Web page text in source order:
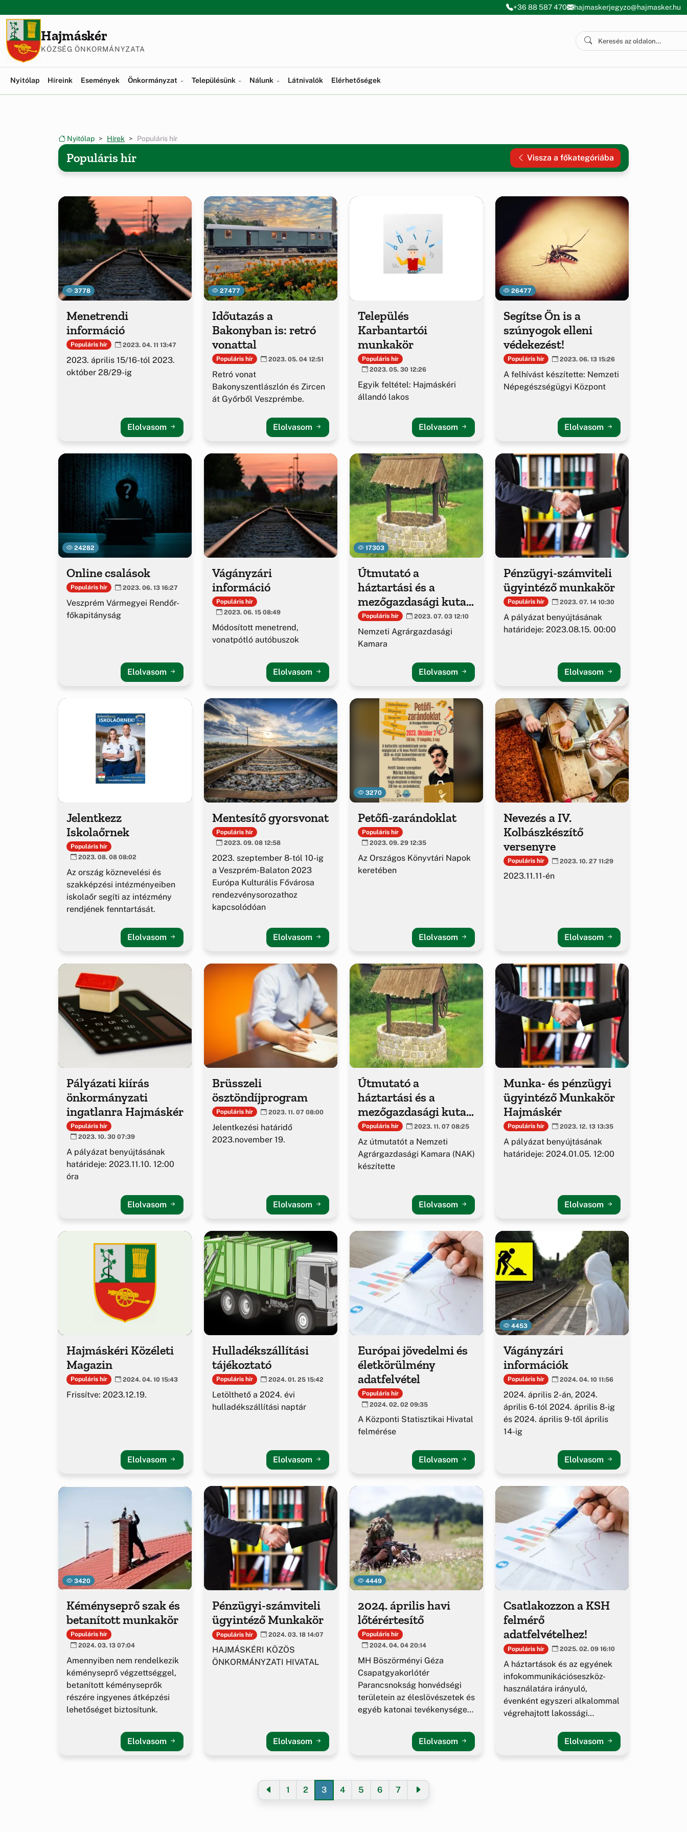
+36 88 587 470 hajmaskerjegyzo@hajmasker.hu
Hajmáskér
KÖZSÉG ÖNKORMÁNYZATA
Nyitólap Híreink Események Önkormányzat Településünk Nálunk Látnivalók Elérhetőségek
Nyitólap Hírek Populáris hír
Populáris hír Vissza a főkategóriába
3778
Menetrendi
információ
Populáris hír 2023. 04. 11 13:47
2023. április 15/16-tól 2023.
október 28/29-ig
Elolvasom
27477
Időutazás a
Bakonyban is: retró
vonattal
Populáris hír 2023. 05. 04 12:51
Retró vonat
Bakonyszentlászlón és Zircen
át Győrből Veszprémbe.
Elolvasom
Település
Karbantartói
munkakör
Populáris hír
2023. 05. 30 12:26
Egyik feltétel: Hajmáskéri
állandó lakos
Elolvasom
26477
Segítse Ön is a
szúnyogok elleni
védekezést!
Populáris hír 2023. 06. 13 15:26
A felhívást készítette: Nemzeti
Népegészségügyi Központ
Elolvasom
24282
Online csalások
Populáris hír 2023. 06. 13 16:27
Veszprém Vármegyei Rendőr-
főkapitányság
Elolvasom
Vágányzári
információ
Populáris hír
2023. 06. 15 08:49
Módosított menetrend,
vonatpótló autóbuszok
Elolvasom
17303
Útmutató a
háztartási és a
mezőgazdasági kutak
új szabályozásához
Populáris hír 2023. 07. 03 12:10
Nemzeti Agrárgazdasági
Kamara
Elolvasom
Pénzügyi-számviteli
ügyintéző munkakör
Populáris hír 2023. 07. 14 10:30
A pályázat benyújtásának
határideje: 2023.08.15. 00:00
Elolvasom
Jelentkezz
Iskolaőrnek
Populáris hír
2023. 08. 08 08:02
Az ország köznevelési és
szakképzési intézményeiben
iskolaőr segíti az intézmény
rendjének fenntartását.
Elolvasom
Mentesítő gyorsvonat
Populáris hír
2023. 09. 08 12:58
2023. szeptember 8-tól 10-ig
a Veszprém-Balaton 2023
Európa Kulturális Fővárosa
rendezvénysorozathoz
kapcsolódóan
Elolvasom
3270
Petőfi-zarándoklat
Populáris hír
2023. 09. 29 12:35
Az Országos Könyvtári Napok
keretében
Elolvasom
Nevezés a IV.
Kolbászkészítő
versenyre
Populáris hír 2023. 10. 27 11:29
2023.11.11-én
Elolvasom
Pályázati kiírás
önkormányzati
ingatlanra Hajmáskér
Populáris hír
2023. 10. 30 07:39
A pályázat benyújtásának
határideje: 2023.11.10. 12:00
óra
Elolvasom
Brüsszeli
ösztöndíjprogram
Populáris hír 2023. 11. 07 08:00
Jelentkezési határidő
2023.november 19.
Elolvasom
Útmutató a
háztartási és a
mezőgazdasági kutak
új szabályozásához
Populáris hír 2023. 11. 07 08:25
Az útmutatót a Nemzeti
Agrárgazdasági Kamara (NAK)
készítette
Elolvasom
Munka- és pénzügyi
ügyintéző Munkakör
Hajmáskér
Populáris hír 2023. 12. 13 13:35
A pályázat benyújtásának
határideje: 2024.01.05. 12:00
Elolvasom
Hajmáskéri Közéleti
Magazin
Populáris hír 2024. 04. 10 15:43
Frissítve: 2023.12.19.
Elolvasom
Hulladékszállítási
tájékoztató
Populáris hír 2024. 01. 25 15:42
Letölthető a 2024. évi
hulladékszállítási naptár
Elolvasom
Európai jövedelmi és
életkörülmény
adatfelvétel
Populáris hír
2024. 02. 02 09:35
A Központi Statisztikai Hivatal
felmérése
Elolvasom
4453
Vágányzári
információk
Populáris hír 2024. 04. 10 11:56
2024. április 2-án, 2024.
április 6-tól 2024. április 8-ig
és 2024. április 9-től április
14-ig
Elolvasom
3420
Kéményseprő szak és
betanított munkakör
Populáris hír
2024. 03. 13 07:04
Amennyiben nem rendelkezik
kéményseprő végzettséggel,
betanított kéményseprők
részére ingyenes átképzési
lehetőséget biztosítunk.
Elolvasom
Pénzügyi-számviteli
ügyintéző Munkakör
Populáris hír 2024. 03. 18 14:07
HAJMÁSKÉRI KÖZÖS
ÖNKORMÁNYZATI HIVATAL
Elolvasom
4449
2024. április havi
lőtérértesítő
Populáris hír
2024. 04. 04 20:14
MH Böszörményi Géza
Csapatgyakorlótér
Parancsnokság honvédségi
területein az éleslövészetek és
egyéb katonai tevékenységek
Elolvasom
Csatlakozzon a KSH
felmérő
adatfelvételhez!
Populáris hír 2025. 02. 09 16:10
A háztartások és az egyének
infokommunikációseszköz-
használatára irányuló,
évenként egyszeri alkalommal
végrehajtott lakossági
Elolvasom
1 2 3 4 5 6 7